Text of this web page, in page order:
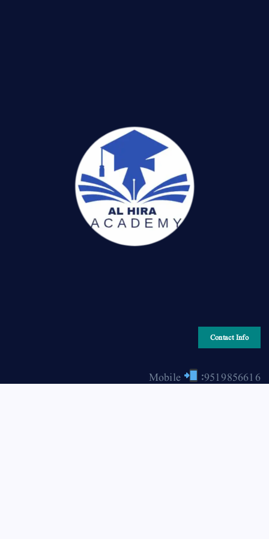
Contact Info
Mobile
:9519856616